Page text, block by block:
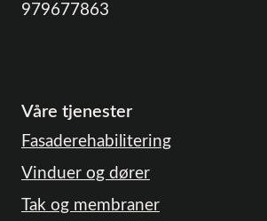
979677863
Våre tjenester
Fasaderehabilitering
Vinduer og dører
Tak og membraner